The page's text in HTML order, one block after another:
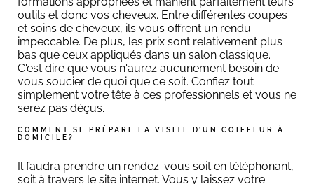
outils et donc vos cheveux. Entre différentes coupes
et soins de cheveux, ils vous offrent un rendu
impeccable. De plus, les prix sont relativement plus
bas que ceux appliqués dans un salon classique.
C'est dire que vous n'aurez aucunement besoin de
vous soucier de quoi que ce soit. Confiez tout
simplement votre tête à ces professionnels et vous ne
serez pas déçus.
COMMENT SE PRÉPARE LA VISITE D’UN COIFFEUR À
DOMICILE?
Il faudra prendre un rendez-vous soit en téléphonant,
soit à travers le site internet. Vous y laissez votre